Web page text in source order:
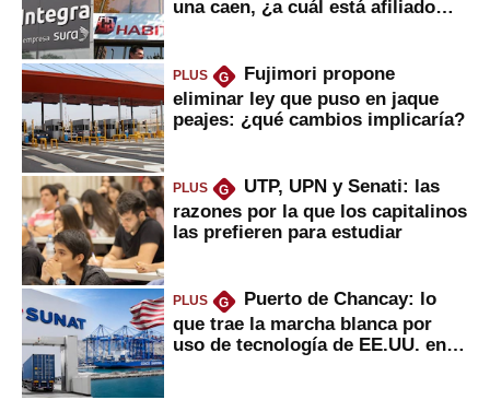
una caen, ¿a cuál está afiliado
PLUS G
Fujimori propone
eliminar ley que puso en jaque
peajes: ¿qué cambios implicaría?
PLUS G
UTP, UPN y Senati: las
razones por la que los capitalinos
las prefieren para estudiar
PLUS G
Puerto de Chancay: lo
que trae la marcha blanca por
uso de tecnología de EE.UU. en